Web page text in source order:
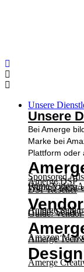
Unsere
Unsere
Bei Amerge
Marke bei
Plattform oder
Sponsored
Amerge DSP
Prime Video-
Wie wir nicht-
DSP Reseller
Amerge
Guide: Seller
Guide:
Amazon
Amerge Tech
Amerge